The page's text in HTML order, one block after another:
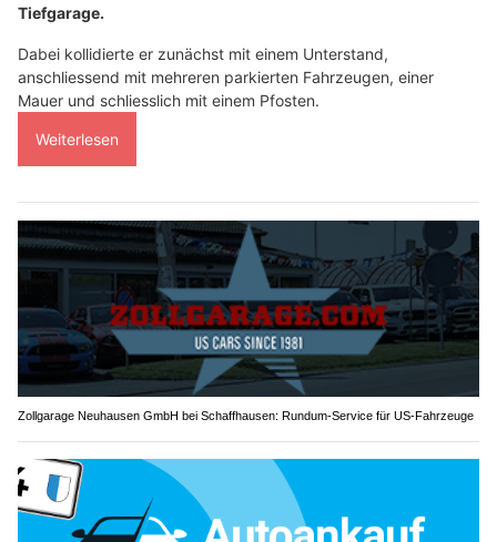
Tiefgarage.
Dabei kollidierte er zunächst mit einem Unterstand,
anschliessend mit mehreren parkierten Fahrzeugen, einer
Mauer und schliesslich mit einem Pfosten.
Weiterlesen
Zollgarage Neuhausen GmbH bei Schaffhausen: Rundum-Service für US-Fahrzeuge